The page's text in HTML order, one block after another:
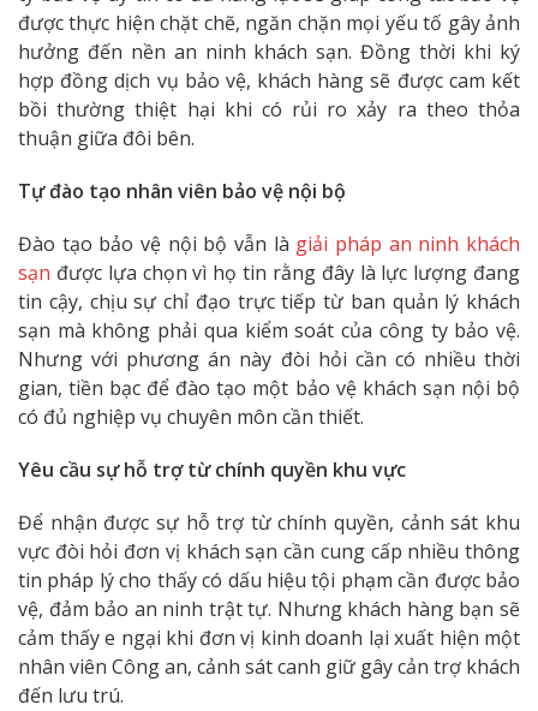
được thực hiện chặt chẽ, ngăn chặn mọi yếu tố gây ảnh
hưởng đến nền an ninh khách sạn. Đồng thời khi ký
hợp đồng dịch vụ bảo vệ, khách hàng sẽ được cam kết
bồi thường thiệt hại khi có rủi ro xảy ra theo thỏa
thuận giữa đôi bên.
Tự đào tạo nhân viên bảo vệ nội bộ
Đào tạo bảo vệ nội bộ vẫn là giải pháp an ninh khách
sạn được lựa chọn vì họ tin rằng đây là lực lượng đang
tin cậy, chịu sự chỉ đạo trực tiếp từ ban quản lý khách
sạn mà không phải qua kiểm soát của công ty bảo vệ.
Nhưng với phương án này đòi hỏi cần có nhiều thời
gian, tiền bạc để đào tạo một bảo vệ khách sạn nội bộ
có đủ nghiệp vụ chuyên môn cần thiết.
Yêu cầu sự hỗ trợ từ chính quyền khu vực
Để nhận được sự hỗ trợ từ chính quyền, cảnh sát khu
vực đòi hỏi đơn vị khách sạn cần cung cấp nhiều thông
tin pháp lý cho thấy có dấu hiệu tội phạm cần được bảo
vệ, đảm bảo an ninh trật tự. Nhưng khách hàng bạn sẽ
cảm thấy e ngại khi đơn vị kinh doanh lại xuất hiện một
nhân viên Công an, cảnh sát canh giữ gây cản trợ khách
đến lưu trú.